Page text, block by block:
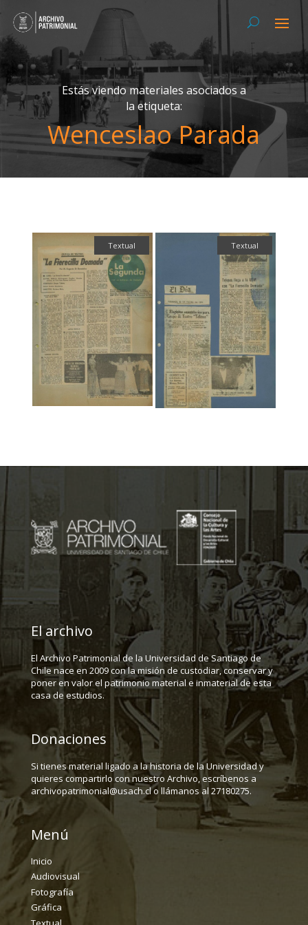
Estás viendo materiales asociados a
la etiqueta:
Wenceslao Parada
Textual Textual
El archivo
El Archivo Patrimonial de la Universidad de Santiago de
Chile nace en 2009 con la misión de custodiar, conservar y
poner en valor el patrimonio material e inmaterial de esta
casa de estudios.
Donaciones
Si tienes material ligado a la historia de la Universidad y
quieres compartirlo con nuestro Archivo, escríbenos a
archivopatrimonial@usach.cl o llámanos al 27180275.
Menú
Inicio
Audiovisual
Fotografía
Gráfica